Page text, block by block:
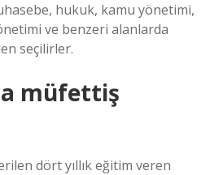
hukuk, kamu yönetimi,
ve benzeri alanlarda
seçilirler.
müfettiş
dört yıllık eğitim veren